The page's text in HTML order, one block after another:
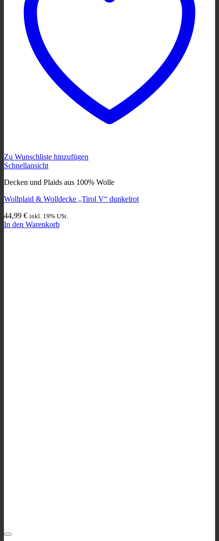
Zu Wunschliste hinzufügen
Schnellansicht
Decken und Plaids aus 100% Wolle
Wollplaid & Wolldecke „Tirol V“ dunkelrot
44,99 € inkl. 19% USt.
In den Warenkorb